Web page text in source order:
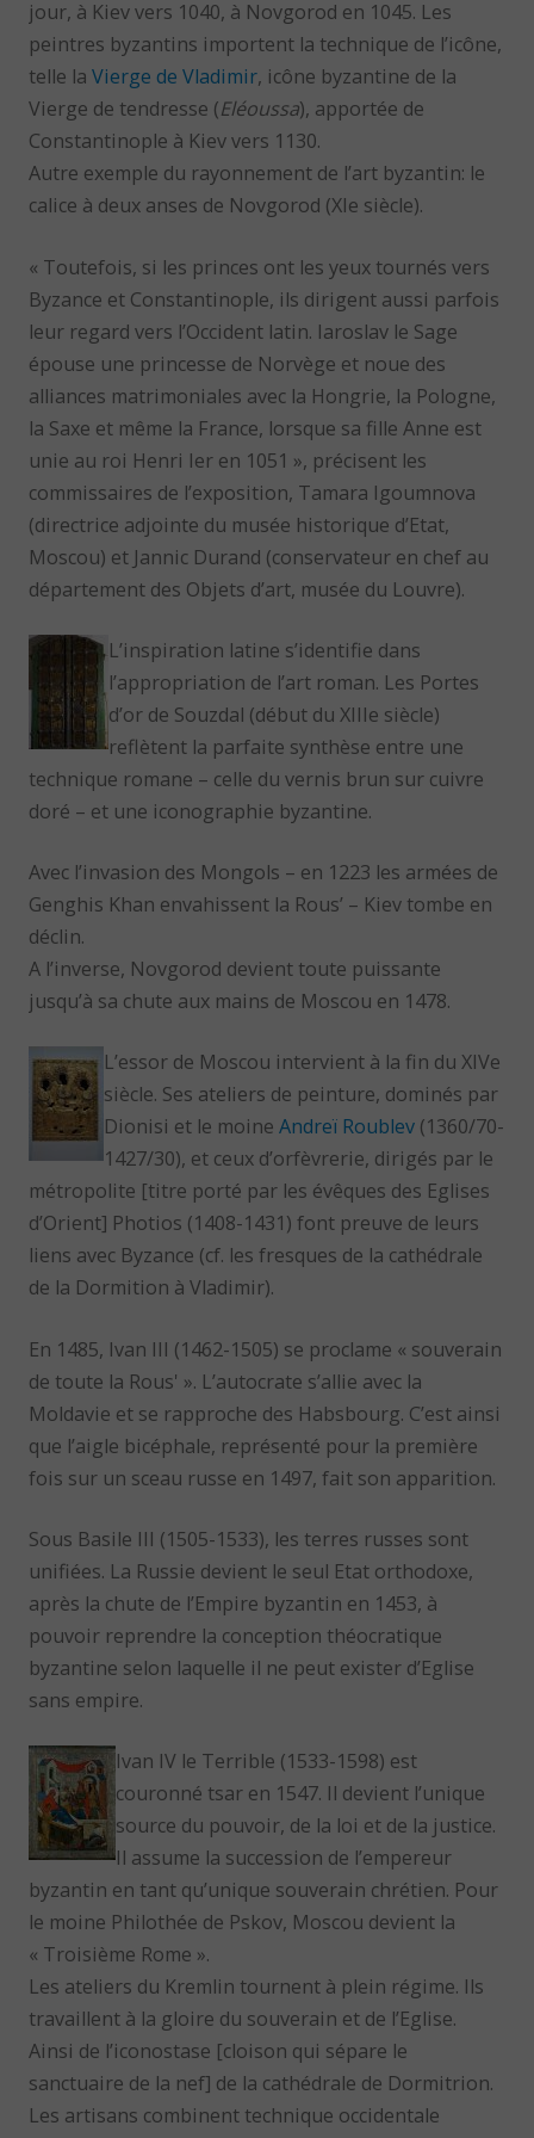
jour, à Kiev vers 1040, à Novgorod en 1045. Les
peintres byzantins importent la technique de l’icône,
telle laVierge de Vladimir, icône byzantine de la
Vierge de tendresse (Eléoussa), apportée de
Constantinople à Kiev vers 1130.
Autre exemple du rayonnement de l’art byzantin: le
calice à deux anses de Novgorod (XIe siècle).
« Toutefois, si les princes ont les yeux tournés vers
Byzance et Constantinople, ils dirigent aussi parfois
leur regard vers l’Occident latin. Iaroslav le Sage
épouse une princesse de Norvège et noue des
alliances matrimoniales avec la Hongrie, la Pologne,
la Saxe et même la France, lorsque sa fille Anne est
unie au roi Henri Ier en 1051 », précisent les
commissaires de l’exposition, Tamara Igoumnova
(directrice adjointe du musée historique d’Etat,
Moscou) et Jannic Durand (conservateur en chef au
département des Objets d’art, musée du Louvre).
L’inspiration latine s’identifie dans
l’appropriation de l’art roman. Les Portes
d’or de Souzdal (début du XIIIe siècle)
reflètent la parfaite synthèse entre une
technique romane – celle du vernis brun sur cuivre
doré – et une iconographie byzantine.
Avec l’invasion des Mongols – en 1223 les armées de
Genghis Khan envahissent la Rous’ – Kiev tombe en
déclin.
A l’inverse, Novgorod devient toute puissante
jusqu’à sa chute aux mains de Moscou en 1478.
L’essor de Moscou intervient à la fin du XIVe
siècle. Ses ateliers de peinture, dominés par
Dionisi et le moineAndreï Roublev (1360/70-
1427/30), et ceux d’orfèvrerie, dirigés par le
métropolite [titre porté par les évêques des Eglises
d’Orient] Photios (1408-1431) font preuve de leurs
liens avec Byzance (cf. les fresques de la cathédrale
de la Dormition à Vladimir).
En 1485, Ivan III (1462-1505) se proclame « souverain
de toute la Rous' ». L’autocrate s’allie avec la
Moldavie et se rapproche des Habsbourg. C’est ainsi
que l’aigle bicéphale, représenté pour la première
fois sur un sceau russe en 1497, fait son apparition.
Sous Basile III (1505-1533), les terres russes sont
unifiées. La Russie devient le seul Etat orthodoxe,
après la chute de l’Empire byzantin en 1453, à
pouvoir reprendre la conception théocratique
byzantine selon laquelle il ne peut exister d’Eglise
sans empire.
Ivan IV le Terrible (1533-1598) est
couronné tsar en 1547. Il devient l’unique
source du pouvoir, de la loi et de la justice.
Il assume la succession de l’empereur
byzantin en tant qu’unique souverain chrétien. Pour
le moine Philothée de Pskov, Moscou devient la
« Troisième Rome ».
Les ateliers du Kremlin tournent à plein régime. Ils
travaillent à la gloire du souverain et de l’Eglise.
Ainsi de l’iconostase [cloison qui sépare le
sanctuaire de la nef] de la cathédrale de Dormitrion.
Les artisans combinent technique occidentale